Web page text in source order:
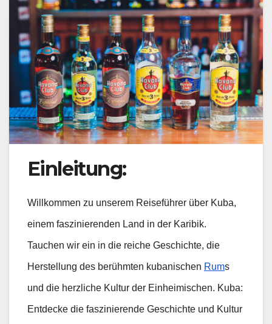
Einleitung:
Willkommen zu unserem Reiseführer über Kuba,
einem faszinierenden Land in der Karibik.
Tauchen wir ein in die reiche Geschichte, die
Herstellung des berühmten kubanischen Rums
und die herzliche Kultur der Einheimischen. Kuba:
Entdecke die faszinierende Geschichte und Kultur